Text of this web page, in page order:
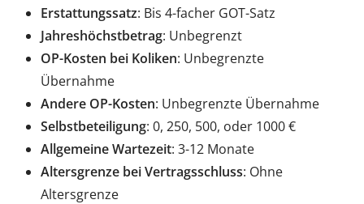
Erstattungssatz: Bis 4-facher GOT-Satz
Jahreshöchstbetrag: Unbegrenzt
OP-Kosten bei Koliken: Unbegrenzte
Übernahme
Andere OP-Kosten: Unbegrenzte Übernahme
Selbstbeteiligung: 0, 250, 500, oder 1000 €
Allgemeine Wartezeit: 3-12 Monate
Altersgrenze bei Vertragsschluss: Ohne
Altersgrenze